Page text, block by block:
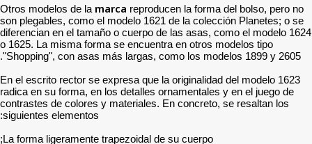
Otros modelos de la
son plegables, como el
diferencian en el tamaño
o 1625. La misma forma
"Shopping", con asas
En el escrito rector se
radica en su forma, en los
contrastes de colores y
La forma ligeramente